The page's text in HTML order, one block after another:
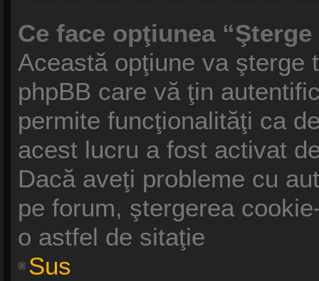
Ce face opţiunea
Această opţiune va şterge
phpBB care vă ţin
permite funcţionalităţi ca
acest lucru a fost activat
Dacă aveţi probleme cu
pe forum, ştergerea
o astfel de sitaţie
Sus